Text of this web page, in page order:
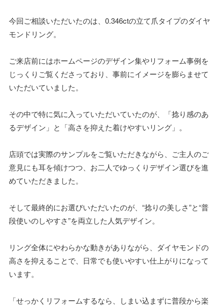
今回ご相談いただいたのは、0.346ctの立て爪タイプのダイヤ
モンドリング。
ご来店前にはホームページのデザイン集やリフォーム事例を
じっくりご覧くださっており、事前にイメージを膨らませて
いただいていました。
その中で特に気に入っていただいていたのが、「捻り感のあ
るデザイン」と「高さを抑えた着けやすいリング」。
店頭では実際のサンプルをご覧いただきながら、ご主人のご
意見にも耳を傾けつつ、お二人でゆっくりデザイン選びを進
めていただきました。
そして最終的にお選びいただいたのが、“捻りの美しさ”と“普
段使いのしやすさ”を両立した人気デザイン。
リング全体にやわらかな動きがありながら、ダイヤモンドの
高さを抑えることで、日常でも使いやすい仕上がりになって
います。
「せっかくリフォームするなら、しまい込まずに普段から楽